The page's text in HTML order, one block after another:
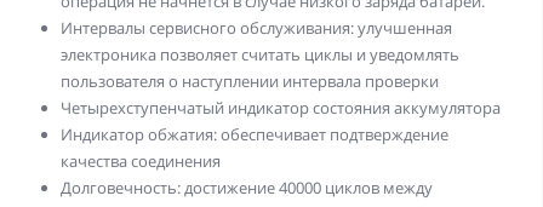
Интервалы сервисного обслуживания: улучшенная
электроника позволяет считать циклы и уведомлять
пользователя о наступлении интервала проверки
Четырехступенчатый индикатор состояния аккумулятора
Индикатор обжатия: обеспечивает подтверждение
качества соединения
Долговечность: достижение 40000 циклов между